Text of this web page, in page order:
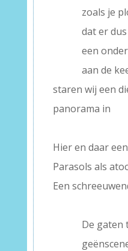
zoals je
dat er dus
een
aan de
staren wij een
panorama in
Hier en daar
Parasols als
Een
De gaten